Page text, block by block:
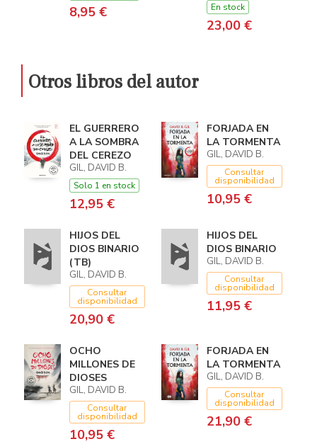
8,95 € En stock
23,00 €
Otros libros del autor
EL GUERRERO
A LA SOMBRA
DEL CEREZO
GIL, DAVID B.
Solo 1 en stock
12,95 €
FORJADA EN
LA TORMENTA
GIL, DAVID B.
Consultar
disponibilidad
10,95 €
HIJOS DEL
DIOS BINARIO
(TB)
GIL, DAVID B.
Consultar
disponibilidad
20,90 €
HIJOS DEL
DIOS BINARIO
GIL, DAVID B.
Consultar
disponibilidad
11,95 €
OCHO
MILLONES DE
DIOSES
GIL, DAVID B.
Consultar
disponibilidad
10,95 €
FORJADA EN
LA TORMENTA
GIL, DAVID B.
Consultar
disponibilidad
21,90 €